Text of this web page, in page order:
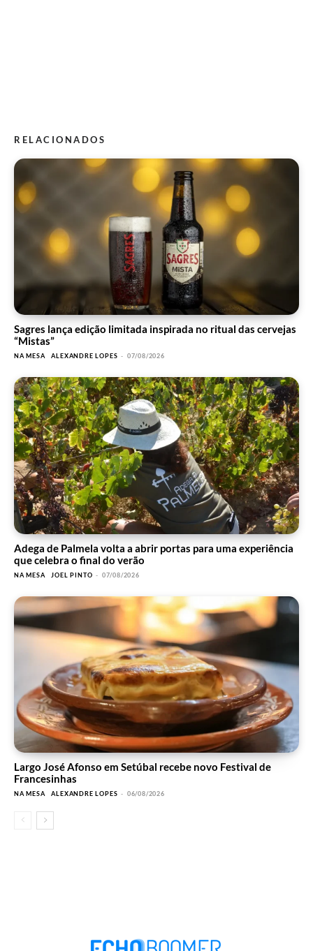
RELACIONADOS
Sagres lança edição limitada inspirada no ritual das cervejas
“Mistas”
NA MESA ALEXANDRE LOPES - 07/08/2026
Adega de Palmela volta a abrir portas para uma experiência
que celebra o final do verão
NA MESA JOEL PINTO - 07/08/2026
Largo José Afonso em Setúbal recebe novo Festival de
Francesinhas
NA MESA ALEXANDRE LOPES - 06/08/2026